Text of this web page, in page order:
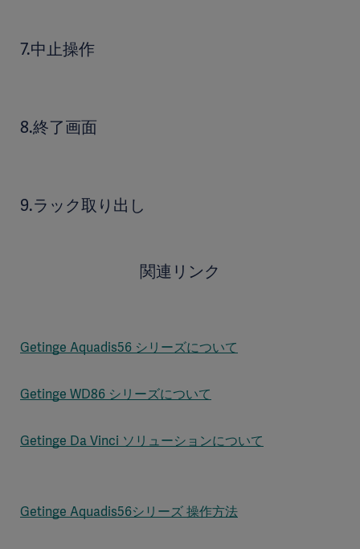
7.中止操作
8.終了画面
9.ラック取り出し
関連リンク
Getinge Aquadis56 シリーズについて
Getinge WD86 シリーズについて
Getinge Da Vinci ソリューションについて
Getinge Aquadis56シリーズ 操作方法